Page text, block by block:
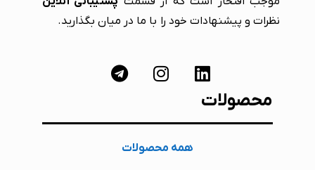
نظرات و پیشنهادات خود را با ما در میان بگذارید.
محصولات
همه محصولات